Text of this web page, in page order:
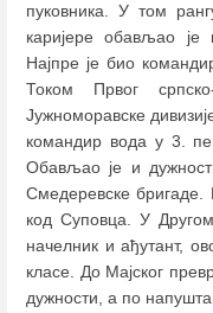
пуковника. У том
каријере обављао је
Најпре је био
Током Првог
Јужноморавске
командир вода у 3.
Обављао је и
Смедеревске бригаде.
код Суповца. У
начелник и ађутант,
класе. До Мајског
дужности, а по